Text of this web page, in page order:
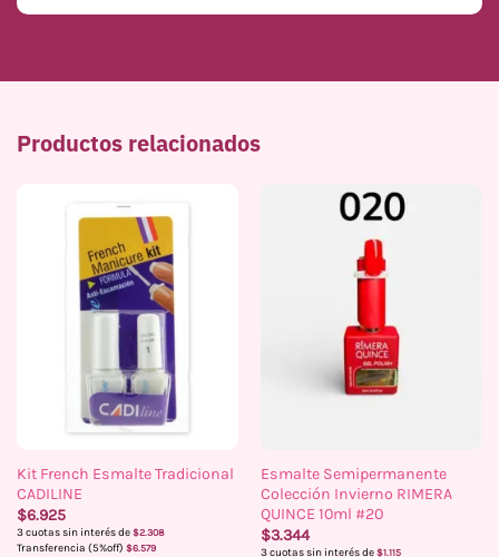
Productos relacionados
Kit French Esmalte Tradicional
CADILINE
$6.925
3 cuotas sin interés de $2.308
Transferencia (5%off) $6.579
Esmalte Semipermanente
Colección Invierno RIMERA
QUINCE 10ml #20
$3.344
3 cuotas sin interés de $1.115